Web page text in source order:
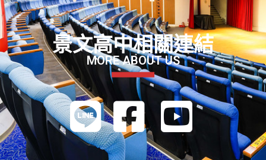
景文高中相關連結
MORE ABOUT US